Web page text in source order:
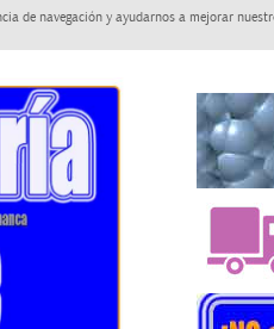
de navegación y ayudarnos a mejorar